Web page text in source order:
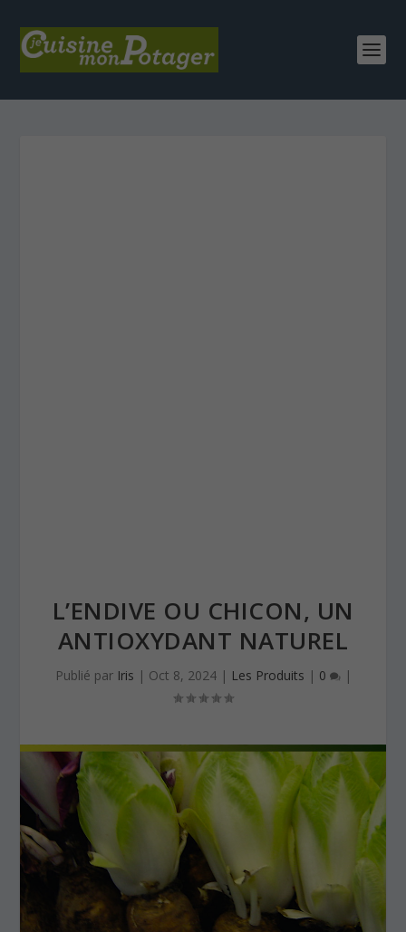
L’ENDIVE OU CHICON, UN
ANTIOXYDANT NATUREL
Publié par Iris | Oct 8, 2024| Les Produits | 0 |